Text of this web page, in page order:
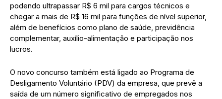
podendo ultrapassar R$ 6 mil para cargos técnicos e
chegar a mais de R$ 16 mil para funções de nível superior,
além de benefícios como plano de saúde, previdência
complementar, auxílio-alimentação e participação nos
lucros.
O novo concurso também está ligado ao Programa de
Desligamento Voluntário (PDV) da empresa, que prevê a
saída de um número significativo de empregados nos